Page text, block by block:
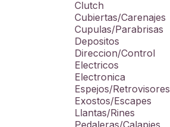
Clutch
Cubiertas/Carenajes
Cupulas/Parabrisas
Depositos
Direccion/Control
Electricos
Electronica
Espejos/Retrovisores
Exostos/Escapes
Llantas/Rines
Pedaleras/Calapies